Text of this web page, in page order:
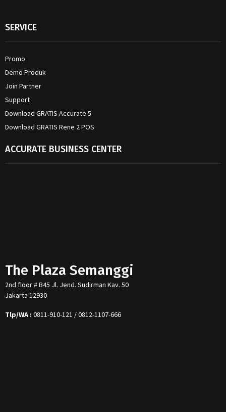
SERVICE
Promo
Demo Produk
Join Partner
Support
Download GRATIS Accurate 5
Download GRATIS Rene 2 POS
ACCURATE BUSINESS CENTER
The Plaza Semanggi
2nd floor # B45 Jl. Jend. Sudirman Kav. 50
Jakarta 12930
Tlp/WA : 0811-910-121 / 0812-1107-666